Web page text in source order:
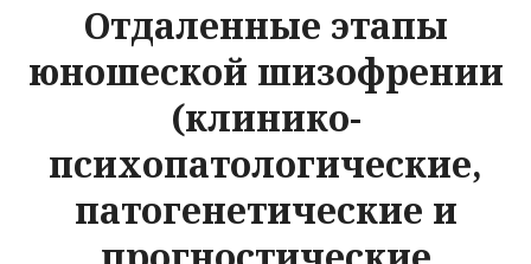
Отдаленные этапы
юношеской шизофрении
(клинико-
психопатологические,
патогенетические и